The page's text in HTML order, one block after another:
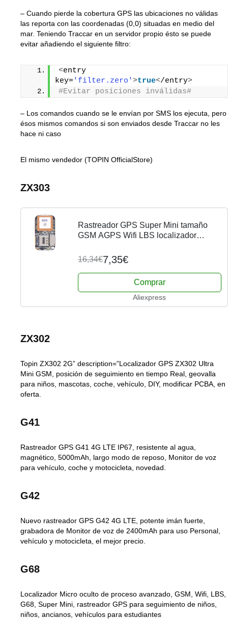
– Cuando pierde la cobertura GPS las ubicaciones no válidas
las reporta con las coordenadas (0,0) situadas en medio del
mar. Teniendo Traccar en un servidor propio ésto se puede
evitar añadiendo el siguiente filtro:
<entry
key='filter.zero'>true</entry>
#Evitar posiciones inválidas#
– Los comandos cuando se le envían por SMS los ejecuta, pero
ésos mismos comandos si son enviados desde Traccar no les
hace ni caso
El mismo vendedor (TOPIN OfficialStore)
ZX303
Rastreador GPS Super Mini tamaño
GSM AGPS Wifi LBS localizador
grabadora de voz ZX303 PCBA dentro
de 87HE
16,34€7,35€
Comprar
Aliexpress
ZX302
Topin ZX302 2G” description=”Localizador GPS ZX302 Ultra
Mini GSM, posición de seguimiento en tiempo Real, geovalla
para niños, mascotas, coche, vehículo, DIY, modificar PCBA, en
oferta.
G41
Rastreador GPS G41 4G LTE IP67, resistente al agua,
magnético, 5000mAh, largo modo de reposo, Monitor de voz
para vehículo, coche y motocicleta, novedad.
G42
Nuevo rastreador GPS G42 4G LTE, potente imán fuerte,
grabadora de Monitor de voz de 2400mAh para uso Personal,
vehículo y motocicleta, el mejor precio.
G68
Localizador Micro oculto de proceso avanzado, GSM, Wifi, LBS,
G68, Super Mini, rastreador GPS para seguimiento de niños,
niños, ancianos, vehículos para estudiantes